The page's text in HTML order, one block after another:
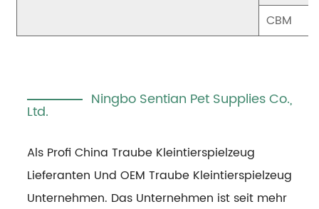
CBM
Ningbo Sentian Pet Supplies Co.,
Ltd.
Als ProfiChina Traube Kleintierspielzeug
Lieferanten UndOEM Traube Kleintierspielzeug
Unternehmen. Das Unternehmen ist seit mehr